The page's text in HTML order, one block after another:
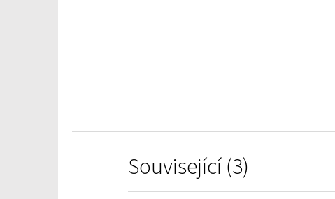
Související (3)